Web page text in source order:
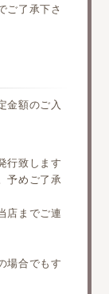
ご了承下さ
金額のご入
行致します
予めご了承
店までご連
場合でもす